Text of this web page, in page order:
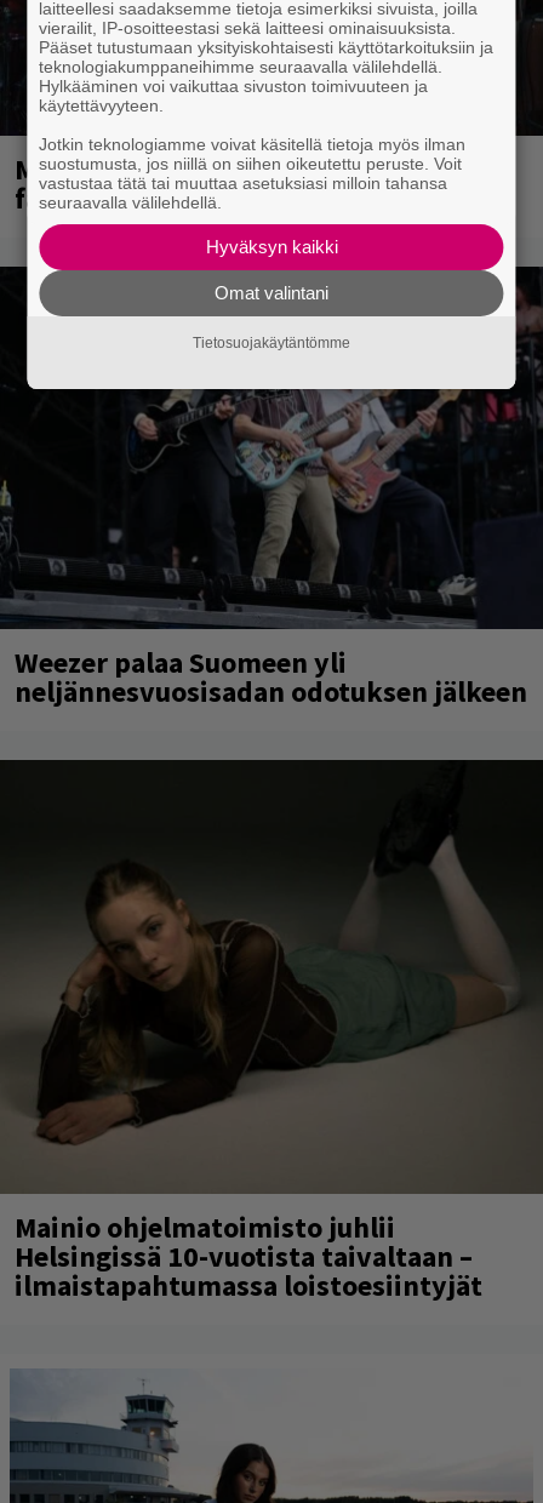
Mainioita uutisia Remu Aaltosen
faneille
Weezer palaa Suomeen yli
neljännesvuosisadan odotuksen jälkeen
Mainio ohjelmatoimisto juhlii
Helsingissä 10-vuotista taivaltaan –
ilmaistapahtumassa loistoesiintyjät
laitteellesi saadaksemme tietoja esimerkiksi sivuista, joilla
vierailit, IP-osoitteestasi sekä laitteesi ominaisuuksista.
Pääset tutustumaan yksityiskohtaisesti käyttötarkoituksiin ja
teknologiakumppaneihimme seuraavalla välilehdellä.
Hylkääminen voi vaikuttaa sivuston toimivuuteen ja
käytettävyyteen.
Jotkin teknologiamme voivat käsitellä tietoja myös ilman
suostumusta, jos niillä on siihen oikeutettu peruste. Voit
vastustaa tätä tai muuttaa asetuksiasi milloin tahansa
seuraavalla välilehdellä.
Hyväksyn kaikki
Omat valintani
Tietosuojakäytäntömme